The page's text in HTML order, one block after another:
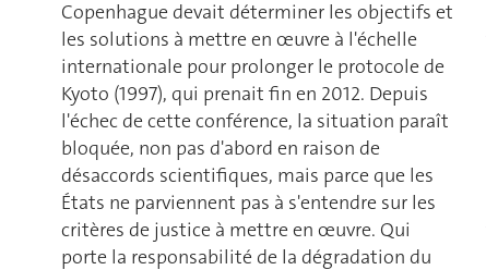
Copenhague devait déterminer les objectifs et
les solutions à mettre en œuvre à l'échelle
internationale pour prolonger le protocole de
Kyoto (1997), qui prenait fin en 2012. Depuis
l'échec de cette conférence, la situation paraît
bloquée, non pas d'abord en raison de
désaccords scientifiques, mais parce que les
États ne parviennent pas à s'entendre sur les
critères de justice à mettre en œuvre. Qui
porte la responsabilité de la dégradation du